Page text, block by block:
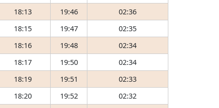
18:13 19:46
02:36
18:15 19:47
02:35
18:16 19:48
02:34
18:17 19:50
02:34
18:19 19:51
02:33
18:20 19:52
02:32